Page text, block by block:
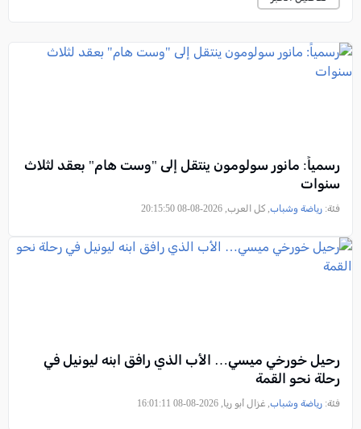
رسمياً: مانور سولومون ينتقل إلى "وست هام" بعقد لثلاث
سنوات
فئة: رياضة وشباب, كل العرب, 2026-08-08 20:15:50
رحيل خورخي ميسي… الأب الذي رافق ابنه ليونيل في
رحلة نحو القمة
فئة: رياضة وشباب, غزال أبو ريا, 2026-08-08 16:01:11